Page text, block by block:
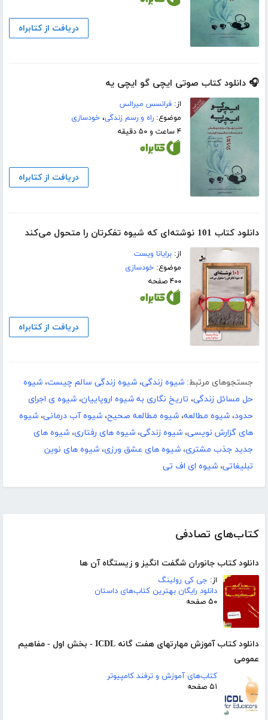
کتاب‌های تصادفی
دانلود کتاب جانوران شگفت انگیز و زیستگاه آن ها
از: جی کی رولینگ
دانلود رایگان بهترین کتاب‌های داستان
۵۰ صفحه
دانلود کتاب آموزش مهارتهای هفت گانه ICDL - بخش اول - مفاهیم
عمومی
کتاب‌های آموزش و ترفند کامپیوتر
۵۱ صفحه
دریافت از کتابراه
🎧 دانلود کتاب صوتی ایچی گو ایچی یه
از:فرانسس میرالس
موضوع:راه و رسم زندگی،خودسازی
۴ ساعت و ۵۰ دقیقه
دریافت از کتابراه
دانلود کتاب 101 نوشته‌ای که شیوه تفکرتان را متحول می‌کند
از:برایانا ویست
موضوع:خودسازی
۴۰۰ صفحه
دریافت از کتابراه
جستجوهای مرتبط: شیوه زندگی، شیوه زندگی سالم چیست، شیوه
حل مسائل زندگی، تاریخ نگاری به شیوه اروپاییان، شیوه ی اجرای
حدود، شیوه مطالعه، شیوه مطالعه صحیح، شیوه آب درمانی، شیوه
های گزارش نویسی، شیوه زندگی، شیوه های رفتاری، شیوه های
جدید جذب مشتری، شیوه‌ های عشق‌ ورزی، شیوه های نوین
تبلیغاتی، شیوه ای اف تی